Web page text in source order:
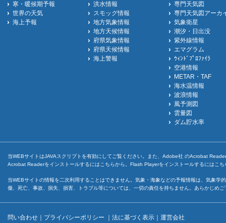
寒・暖候期予報
世界の天気
海上予報
洪水情報
スモッグ情報
地方気象情報
地方天候情報
府県気象情報
府県天候情報
海上警報
専門天気図
専門天気図アーカ
気象衛星
潮汐・日出没
紫外線情報
エマグラム
ｳｨﾝﾄﾞﾌﾟﾛﾌｧｲﾗ
空港情報
METAR・TAF
海水温情報
波浪情報
風予測図
雲量図
ダム貯水率
当WEBサイトはJAVAスクリプトを有効にしてご覧ください。また、Adobe社 のAcrobat
Acrobat Readerをインストールするには こちらから。Flash Playerをインストールするには こち
当WEBサイトの情報を二次利用することはできません。気象・海象などの予報情報は、気象
傷、死亡、事故、損失、損害、トラブル等については、一切の責任を持ちません。あらかじめ
問い合わせ ｜ プライバシーポリシー ｜ 法に基づく表示 ｜ 運営会社